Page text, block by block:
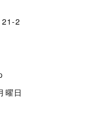
21-2
曜日